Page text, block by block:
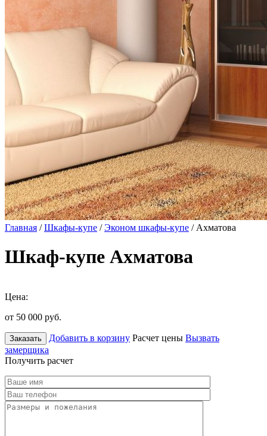
Главная /Шкафы-купе /Эконом шкафы-купе / Ахматова
Шкаф-купе Ахматова
Цена:
от 50 000 руб.
Заказать Добавить в корзину Расчет цены Вызвать
замерщика
Получить расчет